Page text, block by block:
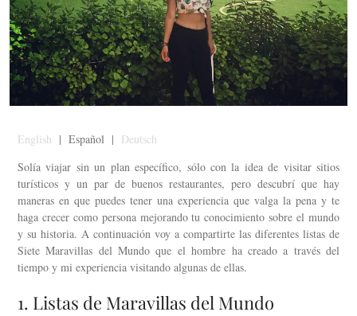
English | Español | Deutsch
Solía viajar sin un plan específico, sólo con la idea de visitar sitios
turísticos y un par de buenos restaurantes, pero descubrí que hay
maneras en que puedes tener una experiencia que valga la pena y te
haga crecer como persona mejorando tu conocimiento sobre el mundo
y su historia. A continuación voy a compartirte las diferentes listas de
Siete Maravillas del Mundo que el hombre ha creado a través del
tiempo y mi experiencia visitando algunas de ellas.
1. Listas de Maravillas del Mundo